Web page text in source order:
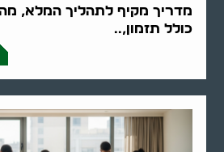
מדריך מקיף לתהליך המלא,
כולל תזמון,..